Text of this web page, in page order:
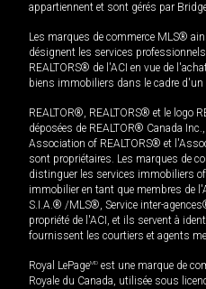
appartiennent et sont gérés par
Les marques de commerce MLS®
désignent les services
REALTORS® de l'ACI en vue de
biens immobiliers dans le cadre d'un
REALTOR®, REALTORS® et le logo
déposées de REALTOR® Canada
Association of REALTORS® et
sont propriétaires. Les marques de
distinguer les services immobiliers
immobilier en tant que membres de
S.I.A.® /MLS®, Service inter-
propriété de l'ACI, et ils servent à
fournissent les courtiers et agents
Royal LePageMD est une marque de
Royale du Canada, utilisée sous